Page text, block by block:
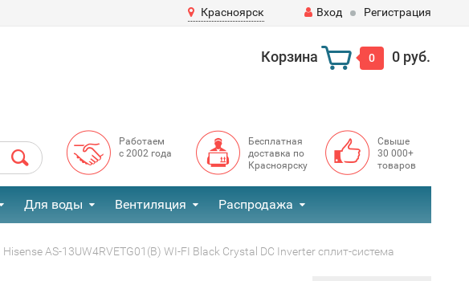
Красноярск Вход Регистрация
Корзина 0 0 руб.
Работаем
с 2002 года
Бесплатная
доставка по
Красноярску
Свыше
30 000+
товаров
Для воды Вентиляция Распродажа
Hisense AS-13UW4RVETG01(B) WI-FI Black Crystal DC Inverter сплит-система